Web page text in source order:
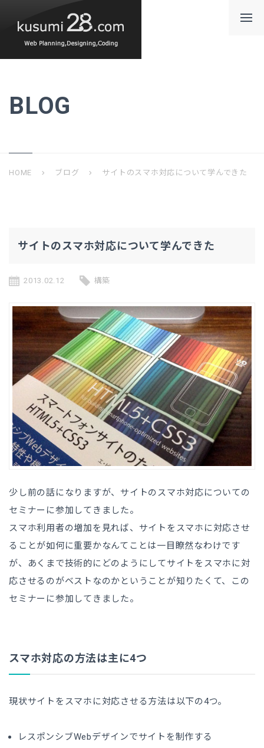
BLOG
HOME chevron_right ブログ chevron_right サイトのスマホ対応について学んできた
サイトのスマホ対応について学んできた
2013.02.12 構築
少し前の話になりますが、サイトのスマホ対応についての
セミナーに参加してきました。
スマホ利用者の増加を見れば、サイトをスマホに対応させ
ることが如何に重要かなんてことは一目瞭然なわけです
が、あくまで技術的にどのようにしてサイトをスマホに対
応させるのがベストなのかということが知りたくて、この
セミナーに参加してきました。
スマホ対応の方法は主に4つ
現状サイトをスマホに対応させる方法は以下の4つ。
レスポンシブWebデザインでサイトを制作する